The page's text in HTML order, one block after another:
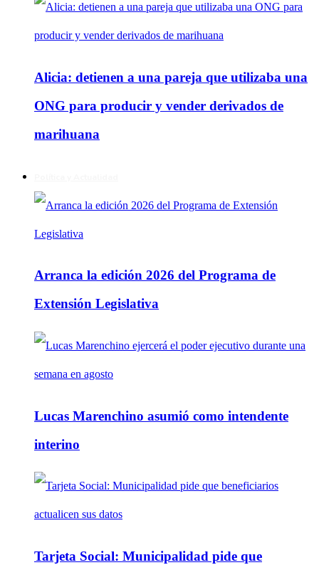
Alicia: detienen a una pareja que utilizaba una
ONG para producir y vender derivados de
marihuana
Arranca la edición 2026 del Programa de
Extensión Legislativa
Lucas Marenchino asumió como intendente
interino
Tarjeta Social: Municipalidad pide que